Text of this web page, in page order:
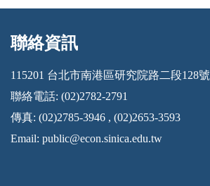
:::
聯絡資訊
115201 台北市南港區研究院路二段128號
聯絡電話: (02)2782-2791
傳真: (02)2785-3946 , (02)2653-3593
Email: public@econ.sinica.edu.tw